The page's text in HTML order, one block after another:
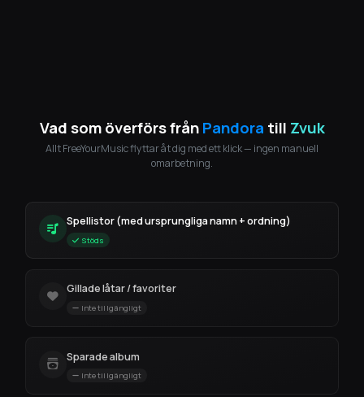
Vad som överförs frånPandora till Zvuk
Allt FreeYourMusic flyttar åt dig med ett klick — ingen manuell
omarbetning.
Spellistor (med ursprungliga namn + ordning)
Stöds
Gillade låtar / favoriter
Inte tillgängligt
Sparade album
Inte tillgängligt